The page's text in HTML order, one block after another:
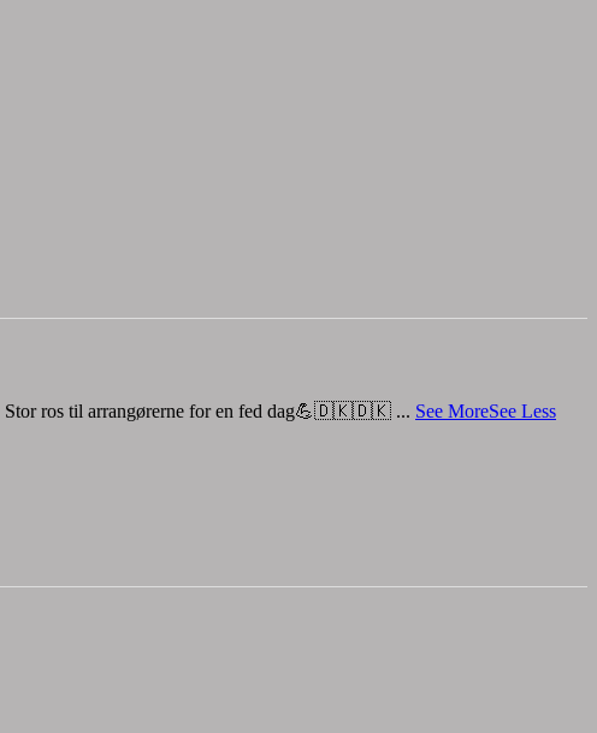
Stor ros til arrangørerne for en fed dag💪🇩🇰🇩🇰 ... See MoreSee Less